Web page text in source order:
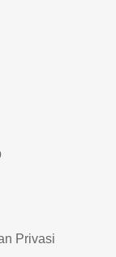
Privasi